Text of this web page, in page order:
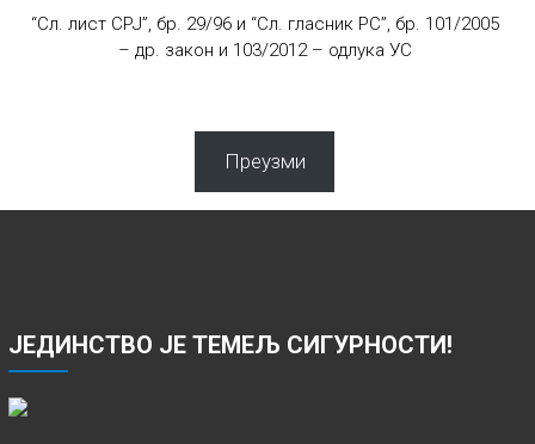
“Сл. лист СРЈ”, бр. 29/96 и “Сл. гласник РС”, бр. 101/2005
– др. закон и 103/2012 – одлука УС
Преузми
ЈЕДИНСТВО ЈЕ ТЕМЕЉ СИГУРНОСТИ!